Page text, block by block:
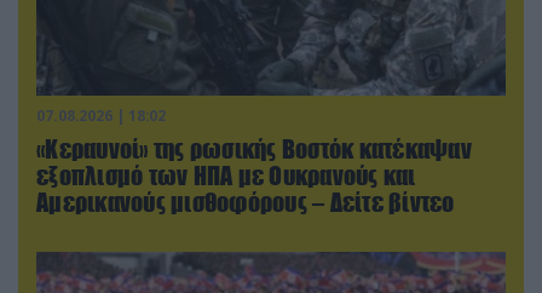
07.08.2026 | 18:02
«Κεραυνοί» της ρωσικής Βοστόκ κατέκαψαν
εξοπλισμό των ΗΠΑ με Ουκρανούς και
Αμερικανούς μισθοφόρους – Δείτε βίντεο